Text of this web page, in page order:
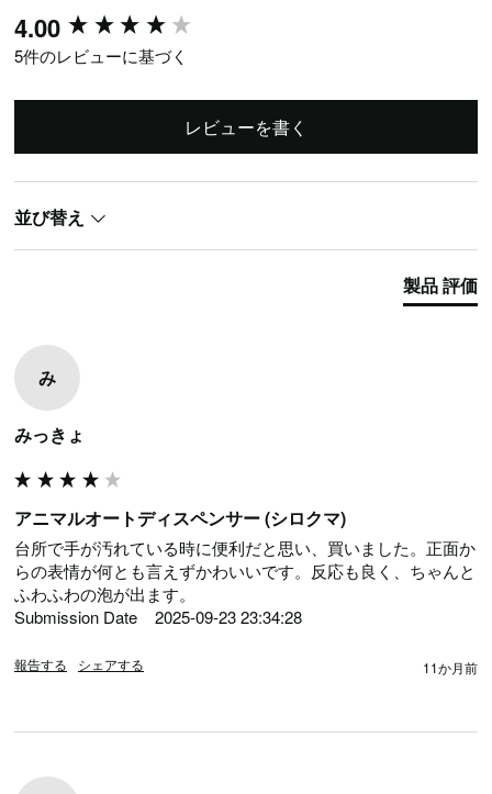
4.00
5件のレビューに基づく
レビューを書く
並び替え
製品 評価
み
みっきょ
アニマルオートディスペンサー (シロクマ)
台所で手が汚れている時に便利だと思い、買いました。正面か
らの表情が何とも言えずかわいいです。反応も良く、ちゃんと
ふわふわの泡が出ます。
Submission Date	2025-09-23 23:34:28
報告する シェアする 11か月前
New content loaded